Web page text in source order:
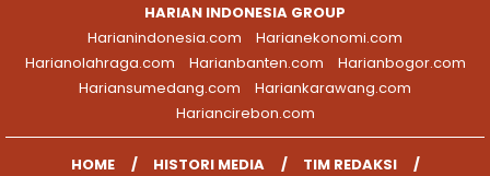
HARIAN INDONESIA GROUP
Harianindonesia.com
Harianekonomi.com
Harianolahraga.com
Harianbanten.com
Harianbogor.com
Hariansumedang.com
Hariankarawang.com
Hariancirebon.com
HOME HISTORI MEDIA
TIM REDAKSI